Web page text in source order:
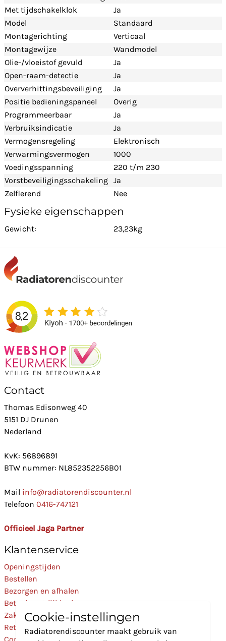
Met tijdschakelklok
Ja
Model
Standaard
Montagerichting
Verticaal
Montagewijze
Wandmodel
Olie-/vloeistof gevuld
Ja
Open-raam-detectie
Ja
Oververhittingsbeveiliging
Ja
Positie bedieningspaneel
Overig
Programmeerbaar
Ja
Verbruiksindicatie
Ja
Vermogensregeling
Elektronisch
Verwarmingsvermogen
1000
Voedingsspanning
220 t/m 230
Vorstbeveiligingsschakeling Ja
Zelflerend
Nee
Fysieke eigenschappen
Gewicht: 23,23kg
Contact
Thomas Edisonweg 40
5151 DJ Drunen
Nederland
KvK: 56896891
BTW nummer: NL852352256B01
Mail info@radiatorendiscounter.nl
Telefoon 0416-747121
Officieel Jaga Partner
Klantenservice
Openingstijden
Bestellen
Bezorgen en afhalen
Betaalmogelijkheden
Zakelijk
Retourneren
Cookie-instellingen
Radiatorendiscounter maakt gebruik van